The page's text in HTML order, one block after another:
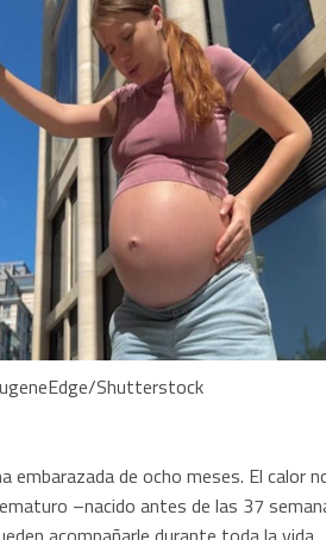
Shutterstock
de ocho meses. El calor
–nacido antes de las 37